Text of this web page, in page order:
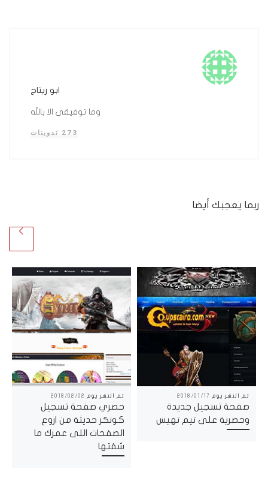
ابو ريتاج
وما توفيقى الا بالله
273 تدوينات
ربما يعجبك أيضا
تم النشر يوم 2018/02/02
حصري صفحة تسجيل
كونكر حديثة من اروع
الصفحات اللى عمرك ما
شفتها
تم النشر يوم 2018/01/17
صفحة تسجيل جديدة
وحصرية على تيم تهيس